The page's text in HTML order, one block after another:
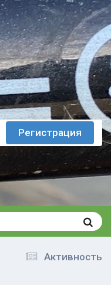
Регистрация
Активность